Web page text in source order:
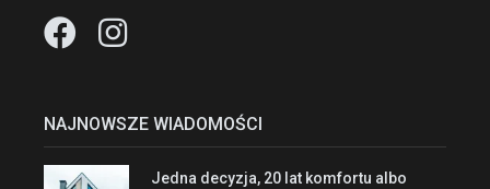
NAJNOWSZE WIADOMOŚCI
Jedna decyzja, 20 lat komfortu albo